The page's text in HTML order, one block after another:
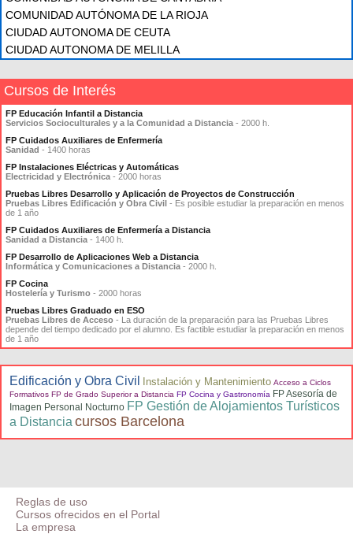
COMUNIDAD AUTÓNOMA DE LA RIOJA
CIUDAD AUTONOMA DE CEUTA
CIUDAD AUTONOMA DE MELILLA
Cursos de Interés
FP Educación Infantil a Distancia
Servicios Socioculturales y a la Comunidad a Distancia - 2000 h.
FP Cuidados Auxiliares de Enfermería
Sanidad - 1400 horas
FP Instalaciones Eléctricas y Automáticas
Electricidad y Electrónica - 2000 horas
Pruebas Libres Desarrollo y Aplicación de Proyectos de Construcción
Pruebas Libres Edificación y Obra Civil - Es posible estudiar la preparación en menos
de 1 año
FP Cuidados Auxiliares de Enfermería a Distancia
Sanidad a Distancia - 1400 h.
FP Desarrollo de Aplicaciones Web a Distancia
Informática y Comunicaciones a Distancia - 2000 h.
FP Cocina
Hostelería y Turismo - 2000 horas
Pruebas Libres Graduado en ESO
Pruebas Libres de Acceso - La duración de la preparación para las Pruebas Libres
depende del tiempo dedicado por el alumno. Es factible estudiar la preparación en menos
de 1 año
Edificación y Obra Civil Instalación y Mantenimiento Acceso a Ciclos
Formativos FP de Grado Superior a Distancia FP Cocina y Gastronomía FP Asesoría de
Imagen Personal Nocturno FP Gestión de Alojamientos Turísticos
a Distancia cursos Barcelona
Reglas de uso
Cursos ofrecidos en el Portal
La empresa